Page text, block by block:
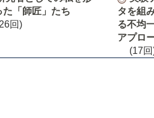
た「師匠」たち
回)
タを組
る不均
アプロ
(17回